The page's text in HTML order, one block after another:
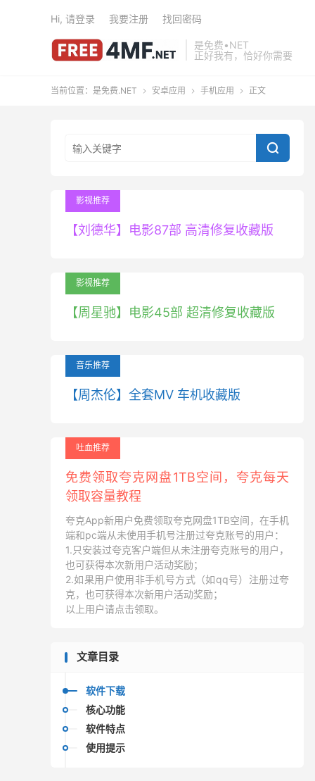
是免费•NET
正好我有，恰好你需要
Hi, 请登录 我要注册 找回密码
当前位置： 是免费.NET  安卓应用  手机应用  正文

影视推荐
【刘德华】电影87部 高清修复收藏版
影视推荐
【周星驰】电影45部 超清修复收藏版
音乐推荐
【周杰伦】全套MV 车机收藏版
吐血推荐
免费领取夸克网盘1TB空间，夸克每天
领取容量教程
夸克App新用户免费领取夸克网盘1TB空间，在手机
端和pc端从未使用手机号注册过夸克账号的用户：
1.只安装过夸克客户端但从未注册夸克账号的用户，
也可获得本次新用户活动奖励；
2.如果用户使用非手机号方式（如qq号）注册过夸
克，也可获得本次新用户活动奖励；
以上用户请点击领取。
文章目录
软件下载
核心功能
软件特点
使用提示